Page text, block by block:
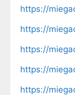
https://
https://
https://
https://
https://